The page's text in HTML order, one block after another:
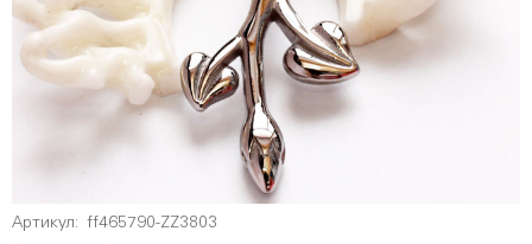
Артикул:
ff465790-ZZ3803